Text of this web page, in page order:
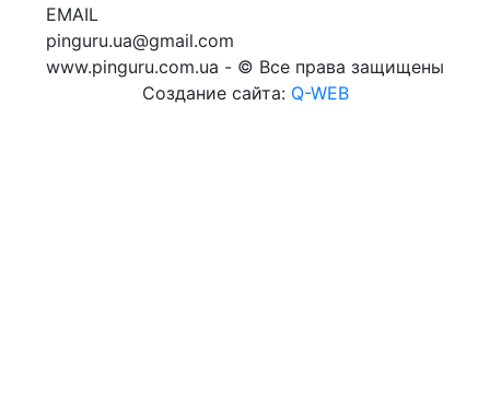
EMAIL
pinguru.ua@gmail.com
www.pinguru.com.ua - © Все права защищены
Создание сайта: Q-WEB